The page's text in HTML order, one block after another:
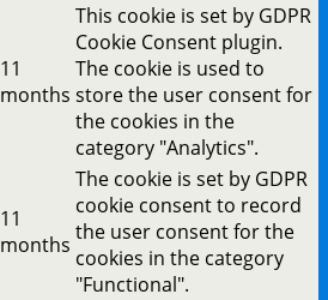
11
months
This cookie is set by GDPR
Cookie Consent plugin.
The cookie is used to
store the user consent for
the cookies in the
category "Analytics".
11
months
The cookie is set by GDPR
cookie consent to record
the user consent for the
cookies in the category
"Functional".